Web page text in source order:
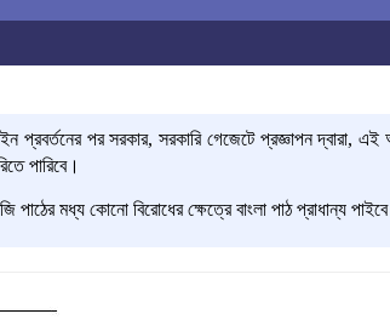
প্রবর্তনের পর সরকার, সরকারি গেজেটে প্রজ্ঞাপন দ্বারা, এই
পারিবে।
পাঠের মধ্য কোনো বিরোধের ক্ষেত্রে বাংলা পাঠ প্রাধান্য